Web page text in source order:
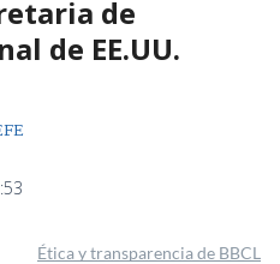
de
de EE.UU.
Ética y transparencia de BBCL